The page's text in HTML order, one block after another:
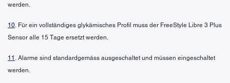
werden.
10. Für ein vollständiges glykämisches Profil muss der FreeStyle Libre 3 Plus
Sensor alle 15 Tage ersetzt werden.
11 . Alarme sind standardgemäss ausgeschaltet und müssen eingeschaltet
werden.